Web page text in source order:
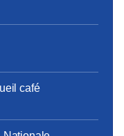
ténacité de la
janvier 2018,
mêmes
café